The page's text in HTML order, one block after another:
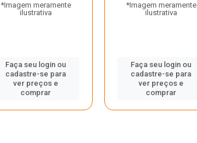
*Imagem meramente
ilustrativa
Faça seu login ou
cadastre-se para
ver preços e
comprar
*Imagem meramente
ilustrativa
Faça seu login ou
cadastre-se para
ver preços e
comprar